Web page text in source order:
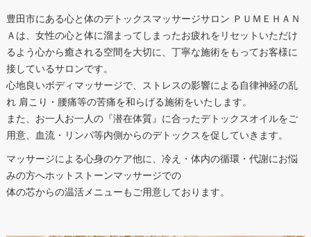
豊田市にある心と体のデトックスマッサージサロン ＰＵＭＥＨＡＮ
Ａは、女性の心と体に溜まってしまったお疲れをリセットいただけ
るよう心から癒される空間を大切に、丁寧な施術をもってお客様に
接しているサロンです。
心地良いボディマッサージで、ストレスの影響による自律神経の乱
れ 肩こり・腰痛等の苦痛を和らげる施術をいたします。
また、お一人お一人の『潜在体質』に合ったデトックスオイルをご
用意、血流・リンパ等内側からのデトックスを促していきます。
マッサージによる心身のケア他に、冷え・体内の循環・代謝にお悩
みの方へホットストーンマッサージでの
体の芯からの温活メニューもご用意しております。